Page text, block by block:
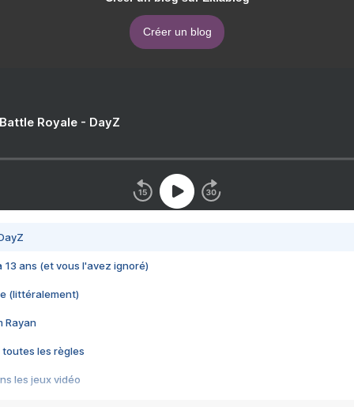
Créer un blog
Royale - DayZ
13 ans (et vous l'avez ignoré)
(littéralement)
Rayan
toutes les règles
les jeux vidéo